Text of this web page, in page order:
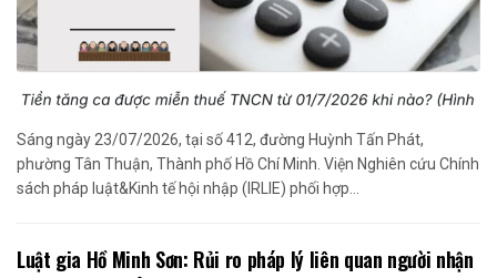
Sáng ngày 23/07/2026, tại số 412, đường Huỳnh Tấn Phát,
phường Tân Thuận, Thành phố Hồ Chí Minh. Viện Nghiên cứu Chính
sách pháp luật&Kinh tế hội nhập (IRLIE) phối hợp...
Luật gia Hồ Minh Sơn: Rủi ro pháp lý liên quan người nhận